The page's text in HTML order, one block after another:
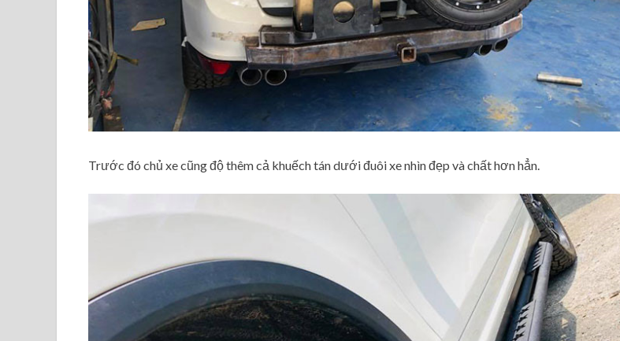
Trước đó chủ xe cũng độ thêm cả khuếch tán dưới đuôi xe nhìn đẹp và chất hơn hẳn.